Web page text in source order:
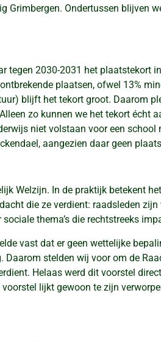
Grimbergen. Ondertussen blijven
tegen 2030-2031 het plaatstekort
plaatsen, ofwel 13%
blijft het tekort groot. Daarom
zo kunnen we het tekort écht
niet volstaan voor een
aangezien daar geen
Welzijn. In de praktijk betekent
die ze verdient: raadsleden
thema’s die rechtstreeks
vast dat er geen wettelijke
stelden wij voor om de
Helaas werd dit voorstel
lijkt gewoon te zijn